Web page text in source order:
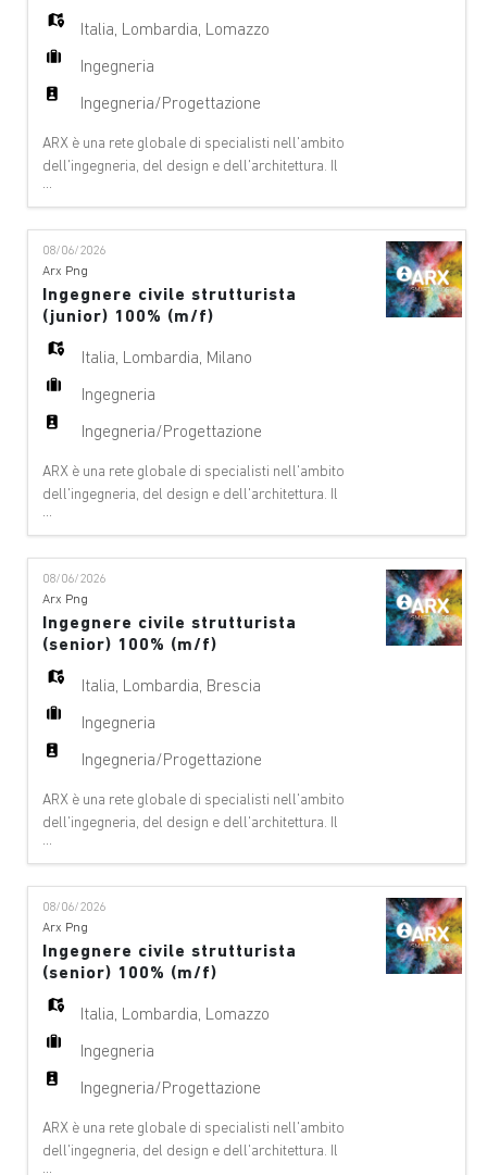
Italia Lombardia Lomazzo
Ingegneria
Ingegneria/Progettazione
ARX è una rete globale di specialisti nell'ambito
dell'ingegneria, del design e dell'architettura. Il
nostro team offre consulenze a 360°, si occupa della
gestione dei progetti e di servizi tecnici nei seguenti
ambiti: aeroporti, ponti e altre strutture, edifici-
architettura, edifici – ingegneria civile, funivie, digital
& Innovation, ambiente
08/06/2026
Arx Png
Ingegnere civile strutturista
(junior) 100% (m/f)
Italia Lombardia Milano
Ingegneria
Ingegneria/Progettazione
ARX è una rete globale di specialisti nell'ambito
dell'ingegneria, del design e dell'architettura. Il
nostro team offre consulenze a 360°, si occupa della
gestione dei progetti e di servizi tecnici nei seguenti
ambiti: aeroporti, ponti e altre strutture, edifici-
architettura, edifici – ingegneria civile, funivie, digital
& Innovation, ambiente
08/06/2026
Arx Png
Ingegnere civile strutturista
(senior) 100% (m/f)
Italia Lombardia Brescia
Ingegneria
Ingegneria/Progettazione
ARX è una rete globale di specialisti nell'ambito
dell'ingegneria, del design e dell'architettura. Il
nostro team offre consulenze a 360°, si occupa della
gestione dei progetti e di servizi tecnici nei seguenti
ambiti: aeroporti, ponti e altre strutture, edifici-
architettura, edifici – ingegneria civile, funivie, digital
& Innovation, ambiente
08/06/2026
Arx Png
Ingegnere civile strutturista
(senior) 100% (m/f)
Italia Lombardia Lomazzo
Ingegneria
Ingegneria/Progettazione
ARX è una rete globale di specialisti nell'ambito
dell'ingegneria, del design e dell'architettura. Il